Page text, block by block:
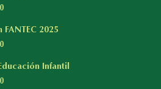
2025
Infantil